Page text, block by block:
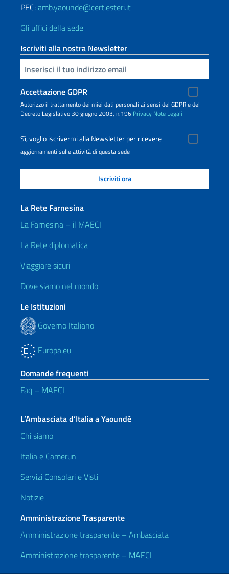
PEC:amb.yaounde@cert.esteri.it
Gli uffici della sede
Iscriviti alla nostra Newsletter
Inserisci la tua email
Accettazione GDPR
Autorizzo il trattamento dei miei dati personali ai sensi del GDPR e del
Decreto Legislativo 30 giugno 2003, n.196 Privacy Note Legali
Sì, voglio iscrivermi alla Newsletter per ricevere
aggiornamenti sulle attività di questa sede
La Rete Farnesina
La Farnesina – il MAECI
La Rete diplomatica
Viaggiare sicuri
Dove siamo nel mondo
Le Istituzioni
Governo Italiano
Europa.eu
Domande frequenti
Faq – MAECI
L’Ambasciata d’Italia a Yaoundé
Chi siamo
Italia e Camerun
Servizi Consolari e Visti
Notizie
Amministrazione Trasparente
Amministrazione trasparente – Ambasciata
Amministrazione trasparente – MAECI